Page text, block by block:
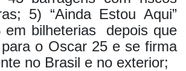
5) “Ainda Estou Aqui”
em bilheterias
depois que
o Oscar 25 e se firma
no Brasil e no exterior;